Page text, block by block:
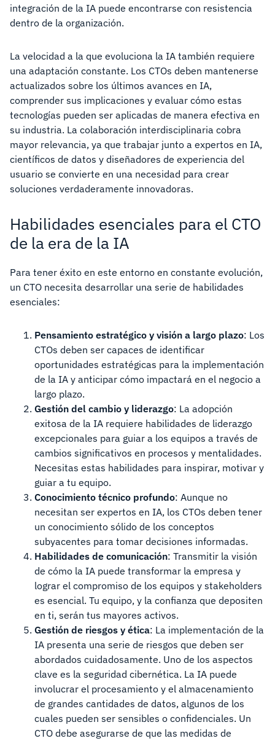
integración de la IA puede encontrarse con resistencia
dentro de la organización.
La velocidad a la que evoluciona la IA también requiere
una adaptación constante. Los CTOs deben mantenerse
actualizados sobre los últimos avances en IA,
comprender sus implicaciones y evaluar cómo estas
tecnologías pueden ser aplicadas de manera efectiva en
su industria. La colaboración interdisciplinaria cobra
mayor relevancia, ya que trabajar junto a expertos en IA,
científicos de datos y diseñadores de experiencia del
usuario se convierte en una necesidad para crear
soluciones verdaderamente innovadoras.
Habilidades esenciales para el CTO
de la era de la IA
Para tener éxito en este entorno en constante evolución,
un CTO necesita desarrollar una serie de habilidades
esenciales:
Pensamiento estratégico y visión a largo plazo: Los
CTOs deben ser capaces de identificar
oportunidades estratégicas para la implementación
de la IA y anticipar cómo impactará en el negocio a
largo plazo.
Gestión del cambio y liderazgo: La adopción
exitosa de la IA requiere habilidades de liderazgo
excepcionales para guiar a los equipos a través de
cambios significativos en procesos y mentalidades.
Necesitas estas habilidades para inspirar, motivar y
guiar a tu equipo.
Conocimiento técnico profundo: Aunque no
necesitan ser expertos en IA, los CTOs deben tener
un conocimiento sólido de los conceptos
subyacentes para tomar decisiones informadas.
Habilidades de comunicación: Transmitir la visión
de cómo la IA puede transformar la empresa y
lograr el compromiso de los equipos y stakeholders
es esencial. Tu equipo, y la confianza que depositen
en ti, serán tus mayores activos.
Gestión de riesgos y ética: La implementación de la
IA presenta una serie de riesgos que deben ser
abordados cuidadosamente. Uno de los aspectos
clave es la seguridad cibernética. La IA puede
involucrar el procesamiento y el almacenamiento
de grandes cantidades de datos, algunos de los
cuales pueden ser sensibles o confidenciales. Un
CTO debe asegurarse de que las medidas de